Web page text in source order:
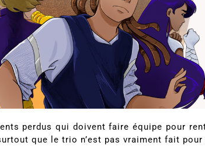
perdus qui doivent faire équipe pour
que le trio n’est pas vraiment fait